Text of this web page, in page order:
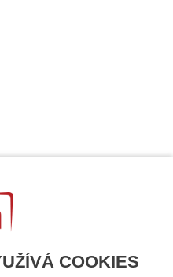
COOKIES